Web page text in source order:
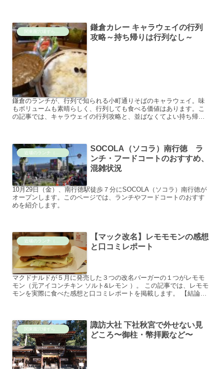
鎌倉カレー キャラウェイの行列
攻略～持ち帰りは行列なし～
鎌倉のランチが、行列で知られる小町通りそばのキャラウェイ。味
もボリュームも素晴らしく、行列しても食べる価値はあります。こ
の記事では、キャラウェイの行列攻略と、並ばなくてよい持ち帰り
SOCOLA（ソコラ）南行徳 ラ
ンチ・フードコートのおすすめ、
混雑状況
10月29日（金）、南行徳駅徒歩７分にSOCOLA（ソコラ）南行徳が
オープンします。このページでは、ランチやフードコートのおすす
めを紹介します。
近場のランチ（by旅行ブログ）
【マック改名】レモモモンの感想
と口コミレポート
マクドナルドが５月に発売した３つの改名バーガーの１つがレモモ
モン（元アイコンチキン ソルト&レモン ）。 この記事では、レモモ
モンを実際に食べた感想と口コミレポートを掲載します。 【結論】
関東圏穴場ずらし旅
諏訪大社 下社秋宮で外せない見
どころ〜御柱・幣拝殿など〜